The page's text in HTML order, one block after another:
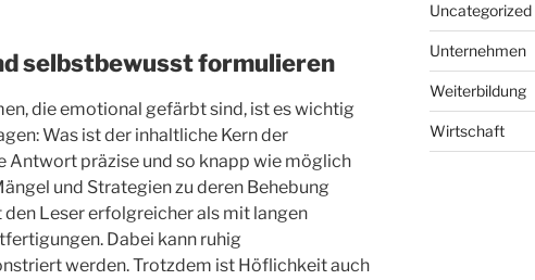
selbstbewusst formulieren
die emotional gefärbt sind, ist es wichtig
Was ist der inhaltliche Kern der
Antwort präzise und so knapp wie möglich
und Strategien zu deren Behebung
Leser erfolgreicher als mit langen
Dabei kann ruhig
werden. Trotzdem ist Höflichkeit auch
Uncategorized
Unternehmen
Weiterbildung
Wirtschaft